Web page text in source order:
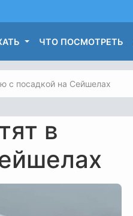
ЧТО ПОСМОТРЕТЬ
с посадкой на Сейшелах
в